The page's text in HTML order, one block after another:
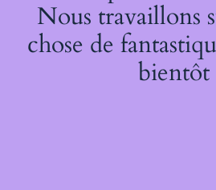
Nous travaillons
chose de
bientôt